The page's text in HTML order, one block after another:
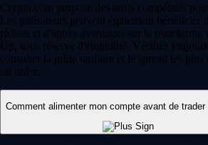
Crypto.com propose des tarifs compétitifs
Les utilisateurs peuvent également bénéficier
réduits et d'autres avantages sur la
Up, sous réserve d'éligibilité. Vérifiez
consulter la grille tarifaire et le spread les plus
un ordre.
Comment alimenter mon compte avant de trader